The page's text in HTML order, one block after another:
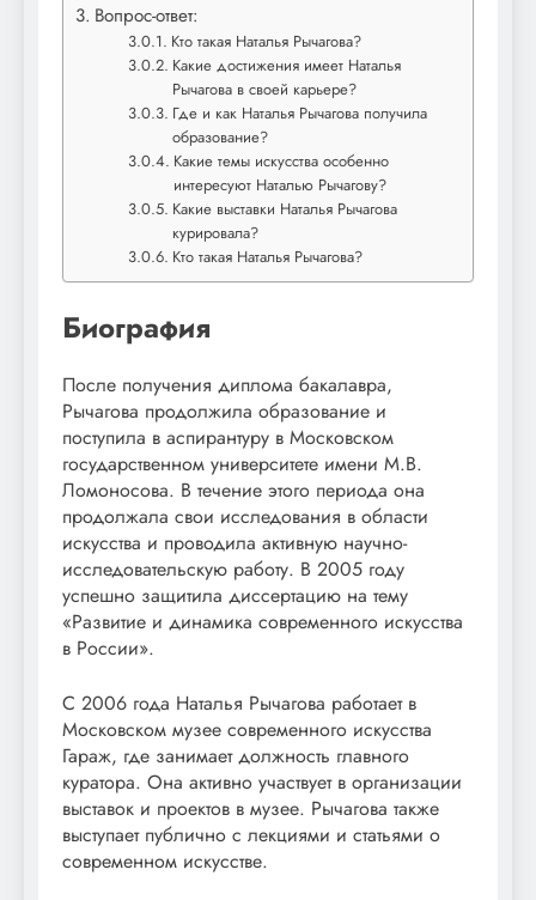
Вопрос-ответ:
Кто такая Наталья Рычагова?
Какие достижения имеет Наталья
Рычагова в своей карьере?
Где и как Наталья Рычагова получила
образование?
Какие темы искусства особенно
интересуют Наталью Рычагову?
Какие выставки Наталья Рычагова
курировала?
Кто такая Наталья Рычагова?
Биография
После получения диплома бакалавра,
Рычагова продолжила образование и
поступила в аспирантуру в Московском
государственном университете имени М.В.
Ломоносова. В течение этого периода она
продолжала свои исследования в области
искусства и проводила активную научно-
исследовательскую работу. В 2005 году
успешно защитила диссертацию на тему
«Развитие и динамика современного искусства
в России».
С 2006 года Наталья Рычагова работает в
Московском музее современного искусства
Гараж, где занимает должность главного
куратора. Она активно участвует в организации
выставок и проектов в музее. Рычагова также
выступает публично с лекциями и статьями о
современном искусстве.